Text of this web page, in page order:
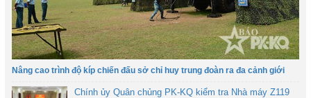
Nâng cao trình độ kíp chiến đấu sở chỉ huy trung đoàn ra đa cảnh giới
Chính ủy Quân chủng PK-KQ kiểm tra Nhà máy Z119